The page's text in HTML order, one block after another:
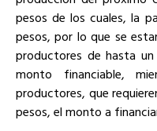
pesos de los cuales, la
pesos, por lo que se
productores de hasta
monto financiable,
productores, que
pesos, el monto a